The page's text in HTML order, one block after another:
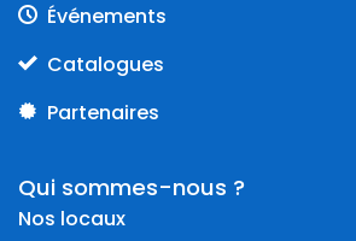
Événements
Catalogues
Partenaires
Qui sommes-nous ?
Nos locaux